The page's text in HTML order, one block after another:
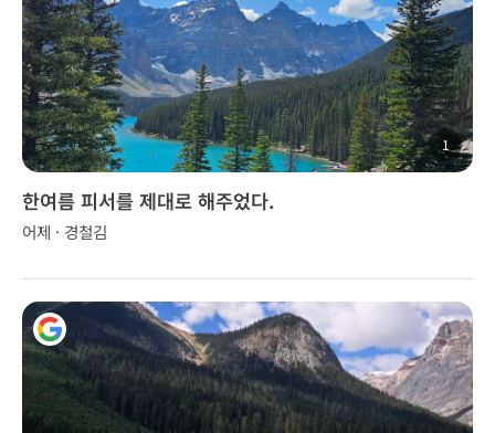
1
한여름 피서를 제대로 해주었다.
어제 · 경철김